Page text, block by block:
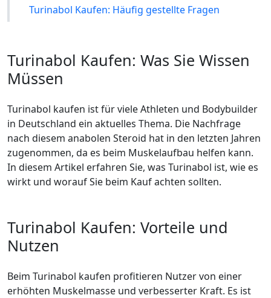
Turinabol Kaufen: Häufig gestellte Fragen
Turinabol Kaufen: Was Sie Wissen
Müssen
Turinabol kaufen ist für viele Athleten und Bodybuilder
in Deutschland ein aktuelles Thema. Die Nachfrage
nach diesem anabolen Steroid hat in den letzten Jahren
zugenommen, da es beim Muskelaufbau helfen kann.
In diesem Artikel erfahren Sie, was Turinabol ist, wie es
wirkt und worauf Sie beim Kauf achten sollten.
Turinabol Kaufen: Vorteile und
Nutzen
Beim Turinabol kaufen profitieren Nutzer von einer
erhöhten Muskelmasse und verbesserter Kraft. Es ist